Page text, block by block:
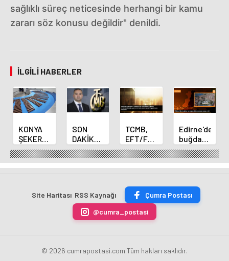
sağlıklı süreç neticesinde herhangi bir kamu
zararı söz konusu değildir" denildi.
İLGILI HABERLER
KONYA
ŞEKER
YILLIK 7
BİN 500
TON
ÜRETİLECEK
SON
DAKİKA
HABERİ:
Yeni
Merkez
Fatih
Karahan
oldu
TCMB,
EFT/FAST
işlemleri
için
fazla
uygulamasını
kaldırdı
Edirne'de
buğday
ve arpa
ekim
sezonu
erdi
Site Haritası RSS Kaynağı
Çumra Postası
@cumra_postasi
© 2026 cumrapostasi.com Tüm hakları saklıdır.